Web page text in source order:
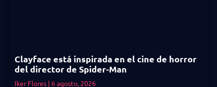
Clayface está inspirada en el cine de horror
del director de Spider-Man
Iker Flores 6 agosto, 2026